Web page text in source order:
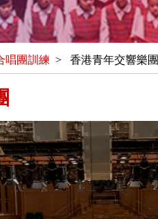
唱團訓練 > 香港青年交響樂團